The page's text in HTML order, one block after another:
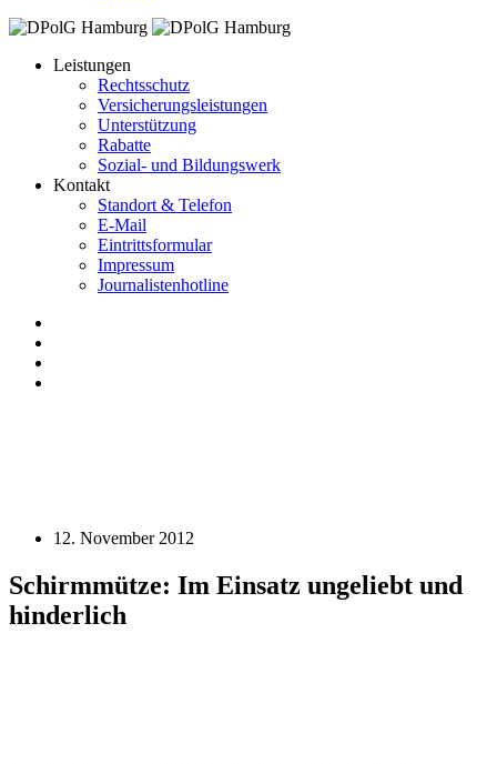
Leistungen
Rechtsschutz
Versicherungsleistungen
Unterstützung
Rabatte
Sozial- und Bildungswerk
Kontakt
Standort & Telefon
E-Mail
Eintrittsformular
Impressum
Journalistenhotline
12. November 2012
Schirmmütze: Im Einsatz ungeliebt und
hinderlich